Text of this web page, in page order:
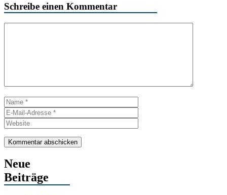
Schreibe einen Kommentar
Name
Mail-
Adresse
Neue
Beiträge